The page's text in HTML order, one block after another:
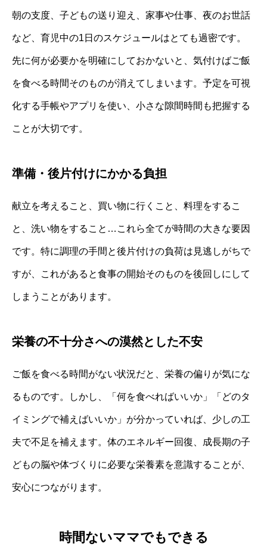
朝の支度、子どもの送り迎え、家事や仕事、夜のお世話
など、育児中の1日のスケジュールはとても過密です。
先に何が必要かを明確にしておかないと、気付けばご飯
を食べる時間そのものが消えてしまいます。予定を可視
化する手帳やアプリを使い、小さな隙間時間も把握する
ことが大切です。
準備・後片付けにかかる負担
献立を考えること、買い物に行くこと、料理をするこ
と、洗い物をすること…これら全てが時間の大きな要因
です。特に調理の手間と後片付けの負荷は見逃しがちで
すが、これがあると食事の開始そのものを後回しにして
しまうことがあります。
栄養の不十分さへの漠然とした不安
ご飯を食べる時間がない状況だと、栄養の偏りが気にな
るものです。しかし、「何を食べればいいか」「どのタ
イミングで補えばいいか」が分かっていれば、少しの工
夫で不足を補えます。体のエネルギー回復、成長期の子
どもの脳や体づくりに必要な栄養素を意識することが、
安心につながります。
時間ないママでもできる